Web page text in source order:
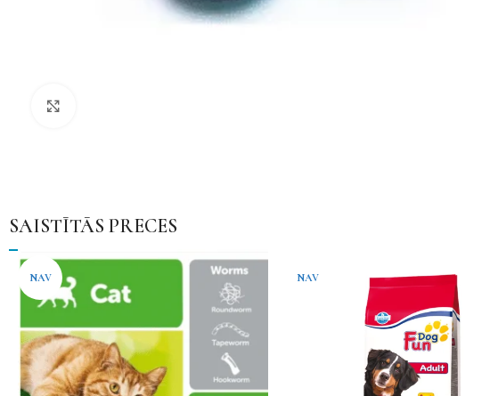
SAISTĪTĀS PRECES
NAV NAV